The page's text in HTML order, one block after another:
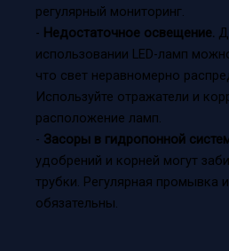
регулярный мониторинг.
- Недостаточное освещение.
использовании LED-ламп
что свет неравномерно
Используйте отражатели и
расположение ламп.
- Засоры в гидропонной
удобрений и корней могут
трубки. Регулярная промывка
обязательны.